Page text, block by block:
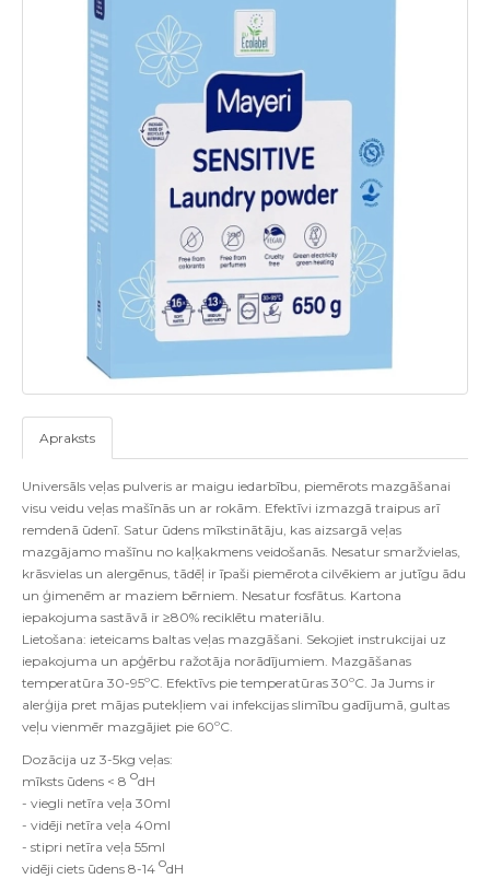
Apraksts
Universāls veļas pulveris ar maigu iedarbību, piemērots mazgāšanai
visu veidu veļas mašīnās un ar rokām. Efektīvi izmazgā traipus arī
remdenā ūdenī. Satur ūdens mīkstinātāju, kas aizsargā veļas
mazgājamo mašīnu no kaļķakmens veidošanās. Nesatur smaržvielas,
krāsvielas un alergēnus, tādēļ ir īpaši piemērota cilvēkiem ar jutīgu ādu
un ģimenēm ar maziem bērniem. Nesatur fosfātus. Kartona
iepakojuma sastāvā ir ≥80% reciklētu materiālu.
Lietošana: ieteicams baltas veļas mazgāšani. Sekojiet instrukcijai uz
iepakojuma un apģērbu ražotāja norādījumiem. Mazgāšanas
temperatūra 30-95ºC. Efektīvs pie temperatūras 30ºC. Ja Jums ir
alerģija pret mājas putekļiem vai infekcijas slimību gadījumā, gultas
veļu vienmēr mazgājiet pie 60ºC.
Dozācija uz 3-5kg veļas:
mīksts ūdens < 8 odH
- viegli netīra veļa 30ml
- vidēji netīra veļa 40ml
- stipri netīra veļa 55ml
vidēji ciets ūdens 8-14 odH